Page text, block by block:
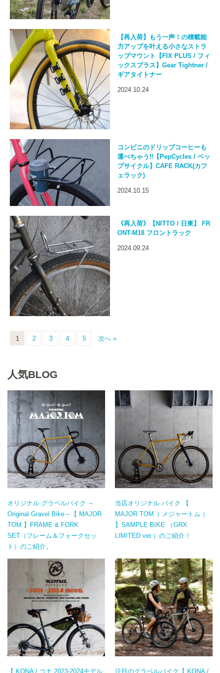
【再入荷】もう一声！の積載能
力アップを叶える小さなストラ
ップマウント【FIX PLUS / フィ
ックスプラス】Gear Tightner /
ギアタイトナー
2024.10.24
コンビニのドリップコーヒーも
運べちゃう!!【PepCycles / ペッ
プサイクル】CAFE RACK(カフ
ェラック)
2024.10.15
《再入荷》【NITTO / 日東】 FR
ONT-M18 フロントラック
2024.09.24
1 2 3 4 5 次へ »
人気BLOG
オリジナル グラベルバイク ～
Original Gravel Bike～【 MAJOR
TOM 】FRAME & FORK
SET（フレーム＆フォークセッ
ト）のご紹介。
当店オリジナル バイク 【
MAJOR TOM（ メジャートム ）
】SAMPLE BIKE （GRX
LIMITED ver.）のご紹介！
【 KONA / コナ 2023-2024モデル
注目のグラベルバイク【 KONA /